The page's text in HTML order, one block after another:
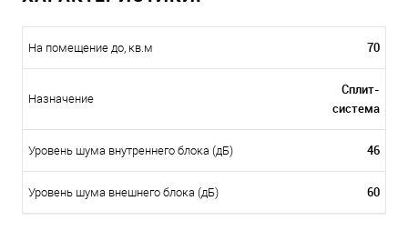
На помещение до, кв.м 70
Назначение
Сплит-
система
Уровень шума внутреннего блока (дБ) 46
Уровень шума внешнего блока (дБ) 60